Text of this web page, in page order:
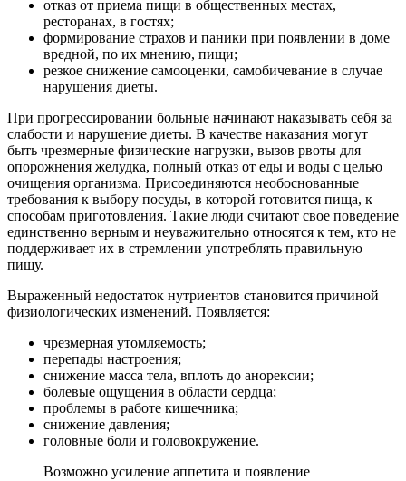
отказ от приема пищи в общественных местах,
ресторанах, в гостях;
формирование страхов и паники при появлении в доме
вредной, по их мнению, пищи;
резкое снижение самооценки, самобичевание в случае
нарушения диеты.
При прогрессировании больные начинают наказывать себя за
слабости и нарушение диеты. В качестве наказания могут
быть чрезмерные физические нагрузки, вызов рвоты для
опорожнения желудка, полный отказ от еды и воды с целью
очищения организма. Присоединяются необоснованные
требования к выбору посуды, в которой готовится пища, к
способам приготовления. Такие люди считают свое поведение
единственно верным и неуважительно относятся к тем, кто не
поддерживает их в стремлении употреблять правильную
пищу.
Выраженный недостаток нутриентов становится причиной
физиологических изменений. Появляется:
чрезмерная утомляемость;
перепады настроения;
снижение масса тела, вплоть до анорексии;
болевые ощущения в области сердца;
проблемы в работе кишечника;
снижение давления;
головные боли и головокружение.
Возможно усиление аппетита и появление